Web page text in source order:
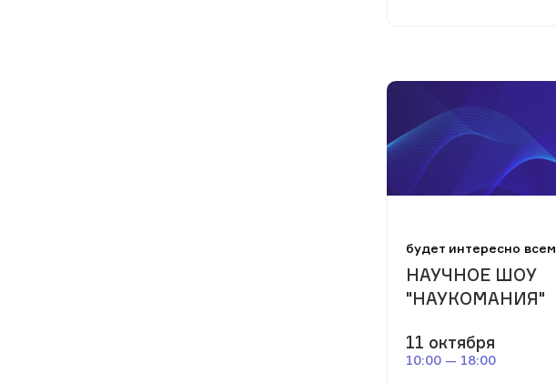
будет интересно всем
НАУЧНОЕ ШОУ
"НАУКОМАНИЯ"
11 октября
10:00 — 18:00